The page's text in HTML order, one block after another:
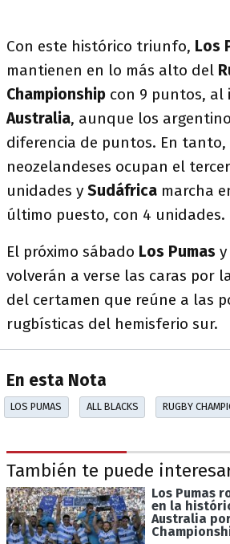
Con este histórico triunfo, Los
mantienen en lo más alto del
Championship con 9 puntos, al
Australia, aunque los
diferencia de puntos. En tanto,
neozelandeses ocupan el
unidades y Sudáfrica marcha
último puesto, con 4 unidades.
El próximo sábado Los Pumas
volverán a verse las caras por
del certamen que reúne a las
rugbísticas del hemisferio sur.
En esta Nota
LOS PUMAS ALL BLACKS RUGBY
También te puede
Los Pumas
en la
Australia